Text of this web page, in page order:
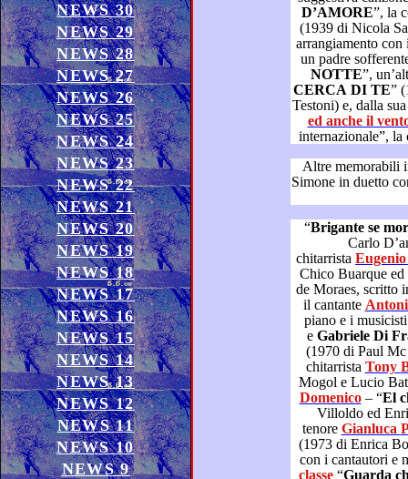
NEWS 30
NEWS 29
NEWS 28
NEWS 27
NEWS 26
NEWS 25
NEWS 24
NEWS 23
NEWS 22
NEWS 21
NEWS 20
NEWS 19
NEWS 18
NEWS 17
NEWS 16
NEWS 15
NEWS 14
NEWS 13
NEWS 12
NEWS 11
NEWS 10
NEWS 9
D’AMORE
(1939 di Nicola Salerno e Gino Redi) con raffinato
arrangiamento con il violoncello, il brano
NOTTE
”,
CERCA DI TE”
Testoni) e,
ed anche il
internazionale”, la
Altre memorabili
Simone in duetto con pregevoli cantautori,
“Brigante se
Carlo D’angiò)
chitarrista
Chico Buarque ed un testo in
de Moraes, scritto in italiano da Sergio Bardotti) con
il cantante
piano e i
e
Gabriele
(1970 di Paul Mc Cartney e
chitarrista
Domenico– “
Villoldo ed Enrique
tenore
(1973 di Enrica Bonaccorti e Domenico Modugno)
classe“